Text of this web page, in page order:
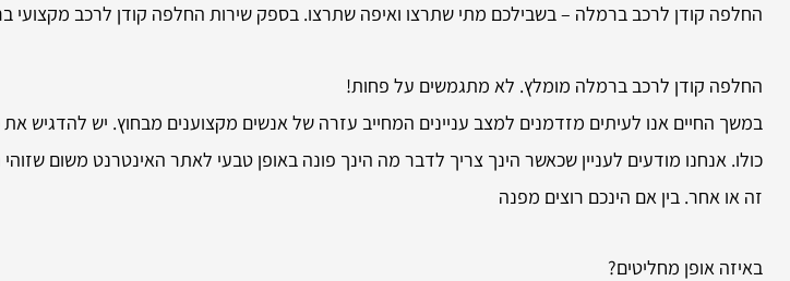
החלפה קודן לרכב ברמלה – בשבילכם מתי שתרצו ואיפה שתרצו. בספק שירות החלפה קודן לרכב מקצועי
החלפה קודן לרכב ברמלה מומלץ. לא מתגמשים על פחות!
במשך החיים אנו לעיתים מזדמנים למצב עניינים המחייב עזרה של אנשים מקצוענים מבחוץ. יש להדגיש
כולו. אנחנו מודעים לעניין שכאשר הינך צריך לדבר מה הינך פונה באופן טבעי לאתר האינטרנט משום
זה או אחר. בין אם הינכם רוצים מפנה
באיזה אופן מחליטים?